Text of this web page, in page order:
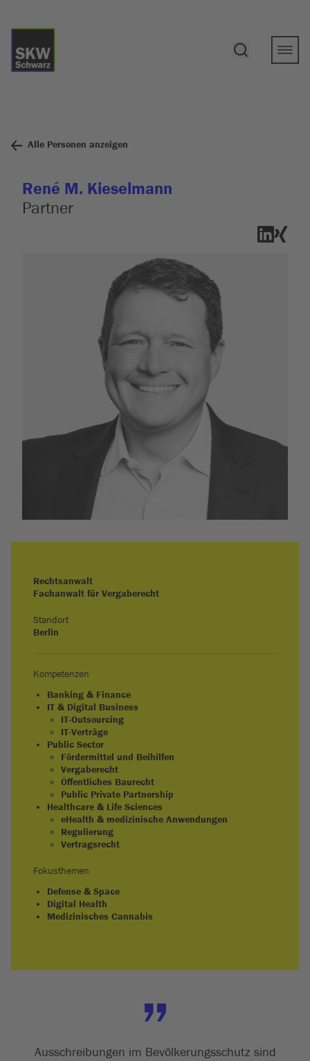
Alle Personen anzeigen
René M. Kieselmann
Partner
Rechtsanwalt
Fachanwalt für Vergaberecht
Standort
Berlin
Kompetenzen
Banking & Finance
IT & Digital Business
IT-Outsourcing
IT-Verträge
Public Sector
Fördermittel und Beihilfen
Vergaberecht
Öffentliches Baurecht
Public Private Partnership
Healthcare & Life Sciences
eHealth & medizinische Anwendungen
Regulierung
Vertragsrecht
Fokusthemen
Defense & Space
Digital Health
Medizinisches Cannabis
Ausschreibungen im Bevölkerungsschutz sind